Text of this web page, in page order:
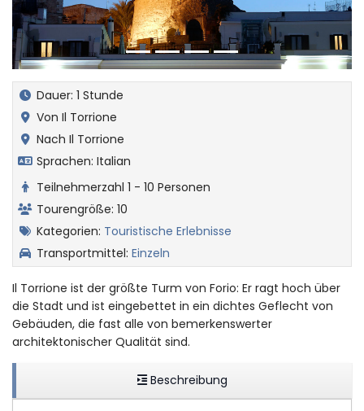
Dauer: 1 Stunde
Von Il Torrione
Nach Il Torrione
Sprachen: Italian
Teilnehmerzahl 1 - 10 Personen
Tourengröße: 10
Kategorien: Touristische Erlebnisse
Transportmittel: Einzeln
Il Torrione ist der größte Turm von Forio: Er ragt hoch über
die Stadt und ist eingebettet in ein dichtes Geflecht von
Gebäuden, die fast alle von bemerkenswerter
architektonischer Qualität sind.
Beschreibung